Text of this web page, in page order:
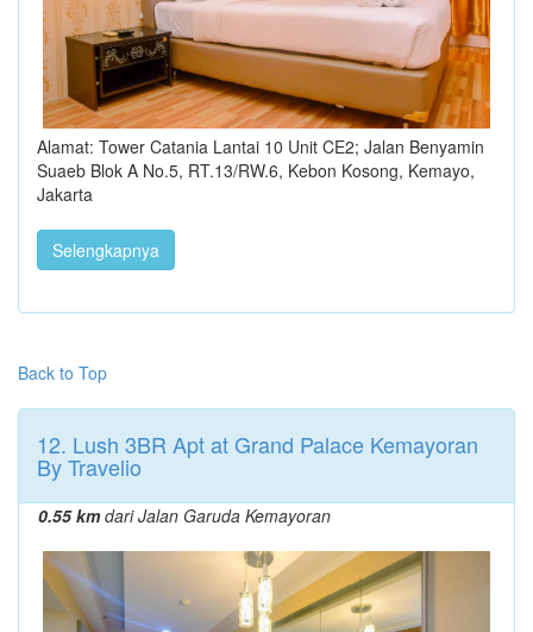
Alamat: Tower Catania Lantai 10 Unit CE2; Jalan Benyamin
Suaeb Blok A No.5, RT.13/RW.6, Kebon Kosong, Kemayo,
Jakarta
Selengkapnya
Back to Top
12. Lush 3BR Apt at Grand Palace Kemayoran
By Travelio
0.55 kmdari Jalan Garuda Kemayoran